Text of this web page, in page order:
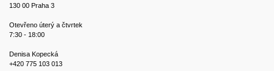
130 00 Praha 3
Otevřeno úterý a čtvrtek
7:30 - 18:00
Denisa Kopecká
+420 775 103 013